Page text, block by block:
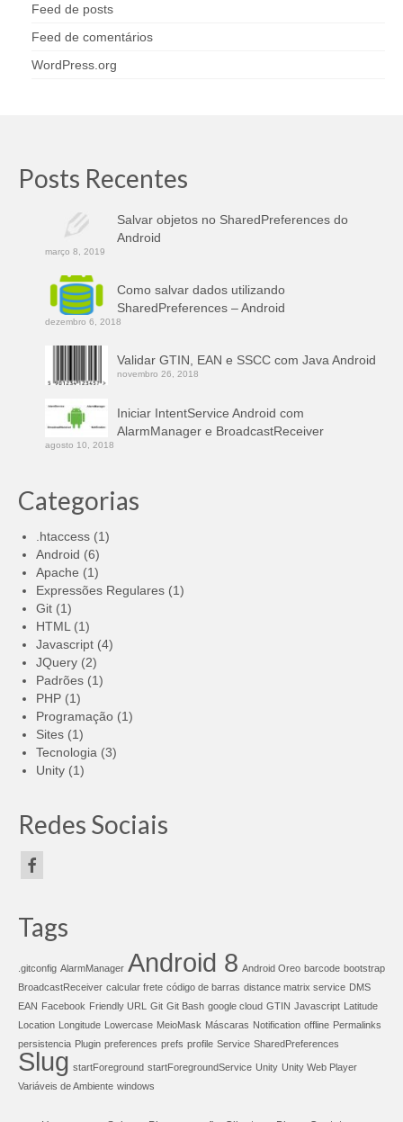
Feed de posts
Feed de comentários
WordPress.org
Posts Recentes
Salvar objetos no SharedPreferences do
Android
março 8, 2019
Como salvar dados utilizando
SharedPreferences – Android
dezembro 6, 2018
Validar GTIN, EAN e SSCC com Java Android
novembro 26, 2018
Iniciar IntentService Android com
AlarmManager e BroadcastReceiver
agosto 10, 2018
Categorias
.htaccess (1)
Android (6)
Apache (1)
Expressões Regulares (1)
Git (1)
HTML (1)
Javascript (4)
JQuery (2)
Padrões (1)
PHP (1)
Programação (1)
Sites (1)
Tecnologia (3)
Unity (1)
Redes Sociais
Tags
.gitconfig AlarmManager Android 8 Android Oreo barcode bootstrap
BroadcastReceiver calcular frete código de barras distance matrix service DMS
EAN Facebook Friendly URL Git Git Bash google cloud GTIN Javascript Latitude
Location Longitude Lowercase MeioMask Máscaras Notification offline Permalinks
persistencia Plugin preferences prefs profile Service SharedPreferences
Slug startForeground startForegroundService Unity Unity Web Player
Variáveis de Ambiente windows